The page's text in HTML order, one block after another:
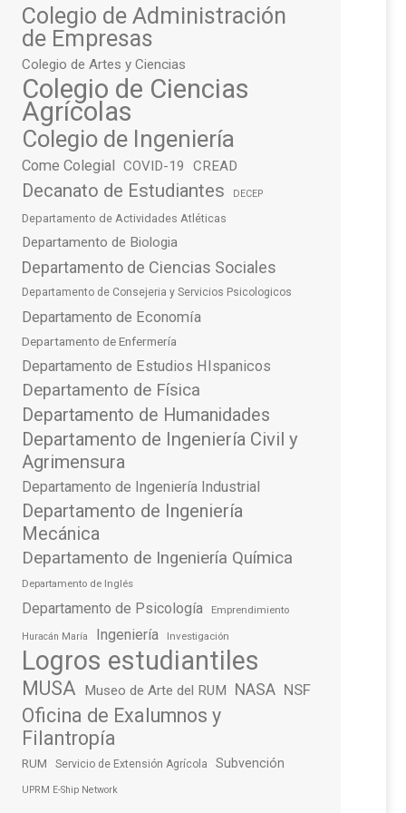
Colegio de Administración
de Empresas
Colegio de Artes y Ciencias
Colegio de Ciencias
Agrícolas
Colegio de Ingeniería
Come Colegial COVID-19 CREAD
Decanato de Estudiantes DECEP
Departamento de Actividades Atléticas
Departamento de Biologia
Departamento de Ciencias Sociales
Departamento de Consejeria y Servicios Psicologicos
Departamento de Economía
Departamento de Enfermería
Departamento de Estudios HIspanicos
Departamento de Física
Departamento de Humanidades
Departamento de Ingeniería Civil y
Agrimensura
Departamento de Ingeniería Industrial
Departamento de Ingeniería
Mecánica
Departamento de Ingeniería Química
Departamento de Inglés
Departamento de Psicología Emprendimiento
Huracán María Ingeniería Investigación
Logros estudiantiles
MUSA Museo de Arte del RUM NASA NSF
Oficina de Exalumnos y
Filantropía
RUM Servicio de Extensión Agrícola Subvención
UPRM E-Ship Network